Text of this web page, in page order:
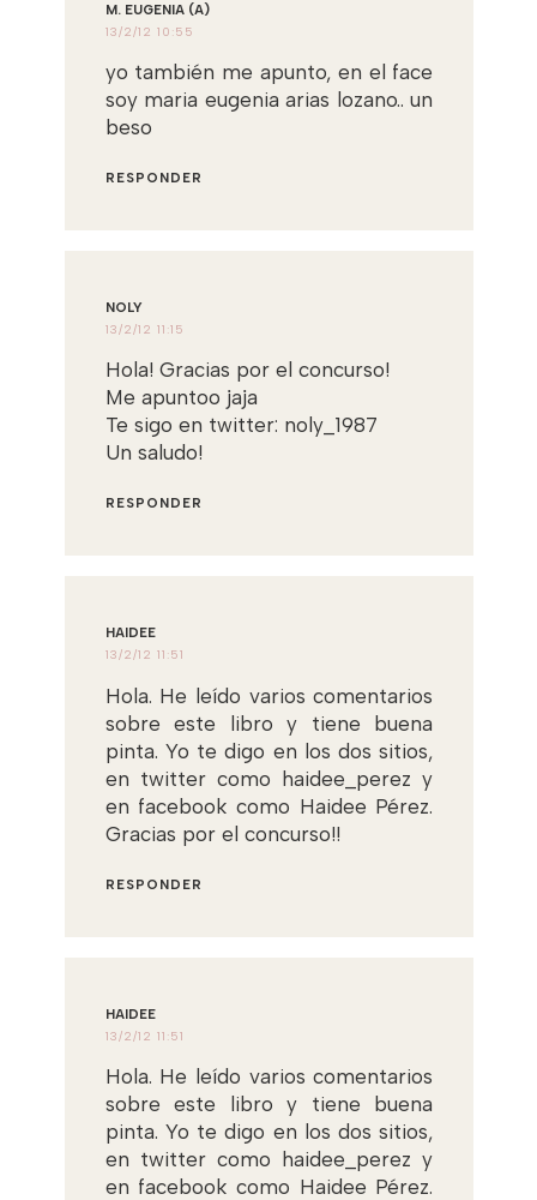
M. EUGENIA (A)
13/2/12 10:55
yo también me apunto, en el face
soy maria eugenia arias lozano.. un
beso
RESPONDER
NOLY
13/2/12 11:15
Hola! Gracias por el concurso!
Me apuntoo jaja
Te sigo en twitter: noly_1987
Un saludo!
RESPONDER
HAIDEE
13/2/12 11:51
Hola. He leído varios comentarios
sobre este libro y tiene buena
pinta. Yo te digo en los dos sitios,
en twitter como haidee_perez y
en facebook como Haidee Pérez.
Gracias por el concurso!!
RESPONDER
HAIDEE
13/2/12 11:51
Hola. He leído varios comentarios
sobre este libro y tiene buena
pinta. Yo te digo en los dos sitios,
en twitter como haidee_perez y
en facebook como Haidee Pérez.